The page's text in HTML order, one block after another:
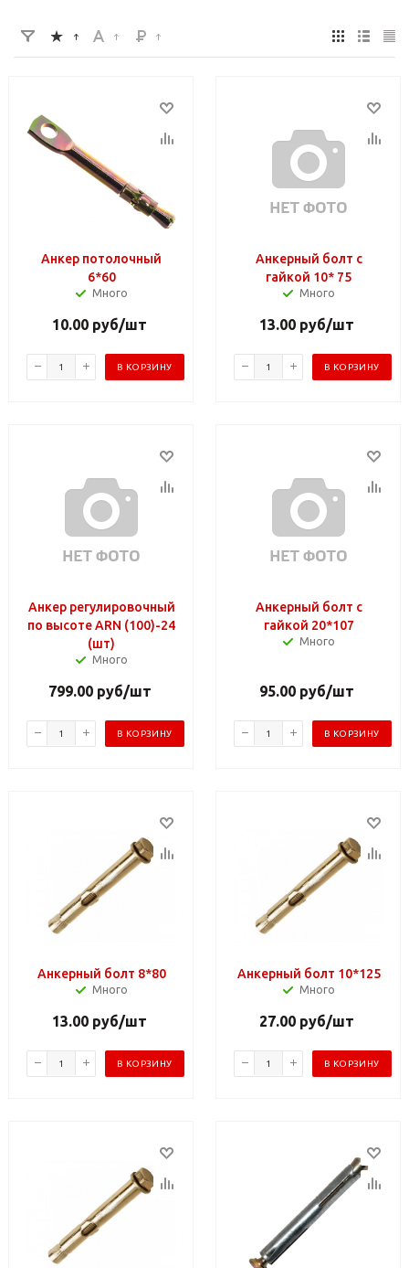
Анкер потолочный
6*60
Много
10.00 руб/шт
В КОРЗИНУ
Анкерный болт с
гайкой 10* 75
Много
13.00 руб/шт
В КОРЗИНУ
Анкер регулировочный
по высоте ARN (100)-24
(шт)
Много
799.00руб/шт
В КОРЗИНУ
Анкерный болт с
гайкой 20*107
Много
95.00 руб/шт
В КОРЗИНУ
Анкерный болт 8*80
Много
13.00 руб/шт
В КОРЗИНУ
Анкерный болт 10*125
Много
27.00 руб/шт
В КОРЗИНУ